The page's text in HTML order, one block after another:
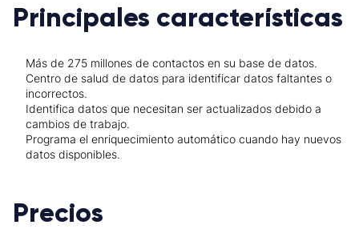
Principales características
Más de 275 millones de contactos en su base de datos.
Centro de salud de datos para identificar datos faltantes o
incorrectos.
Identifica datos que necesitan ser actualizados debido a
cambios de trabajo.
Programa el enriquecimiento automático cuando hay nuevos
datos disponibles.
Precios